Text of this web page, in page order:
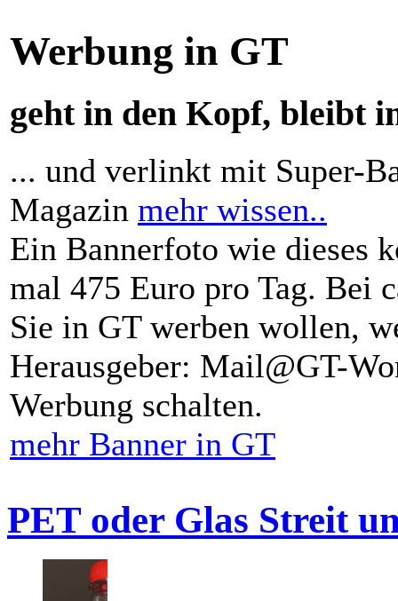
Werbung in GT
geht in den Kopf, bleibt
... und verlinkt mit Super-
Magazin mehr wissen..
Ein Bannerfoto wie dieses
mal 475 Euro pro Tag. Bei
Sie in GT werben wollen,
Herausgeber: Mail@GT-
Werbung schalten.
mehr Banner in GT
PET oder Glas Streit